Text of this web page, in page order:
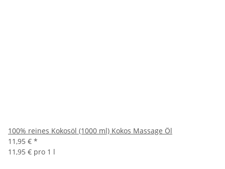
100% reines Kokosöl (1000 ml) Kokos Massage Öl
11,95 € *
11,95 € pro 1 l